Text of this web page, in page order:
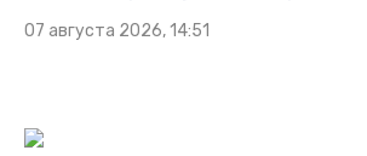
07 августа 2026, 14:51